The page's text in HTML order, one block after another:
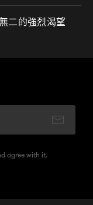
二的強烈渴望
agree with it.